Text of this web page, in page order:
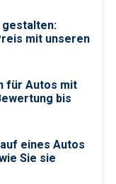
mit unseren
für Autos mit
bis
eines Autos
Sie sie